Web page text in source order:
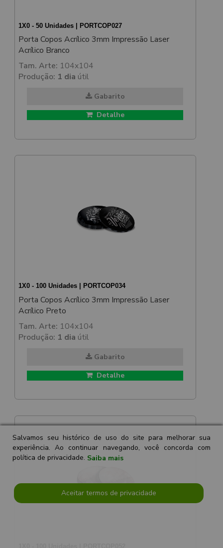
1X0 - 50 Unidades | PORTCOP027
Porta Copos Acrílico 3mm Impressão Laser
Acrílico Branco
Tam. Arte: 104x104
Produção: 1 dia útil
Gabarito
Detalhe
1X0 - 100 Unidades | PORTCOP034
Porta Copos Acrílico 3mm Impressão Laser
Acrílico Preto
Tam. Arte: 104x104
Produção: 1 dia útil
Gabarito
Detalhe
Salvamos seu histórico de uso do site para melhorar sua
experiência. Ao continuar navegando, você concorda com
política de privacidade. Saiba mais
Aceitar termos de privacidade